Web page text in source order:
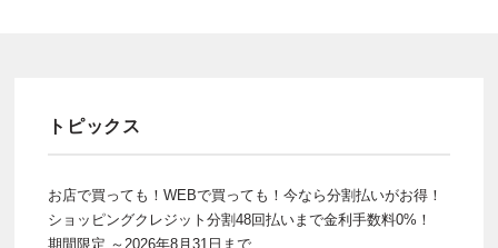
トピックス
お店で買っても！WEBで買っても！今なら分割払いがお得！
ショッピングクレジット分割48回払いまで金利手数料0%！
期間限定 ～2026年8月31日まで